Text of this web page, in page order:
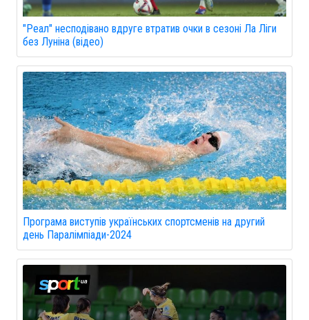
"Реал" несподівано вдруге втратив очки в сезоні Ла Ліги
без Луніна (відео)
Програма виступів українських спортсменів на другий
день Паралімпіади-2024